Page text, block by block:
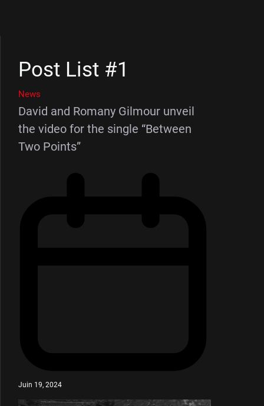
Post List #1
News
David and Romany Gilmour unveil
the video for the single “Between
Two Points”
Juin 19, 2024